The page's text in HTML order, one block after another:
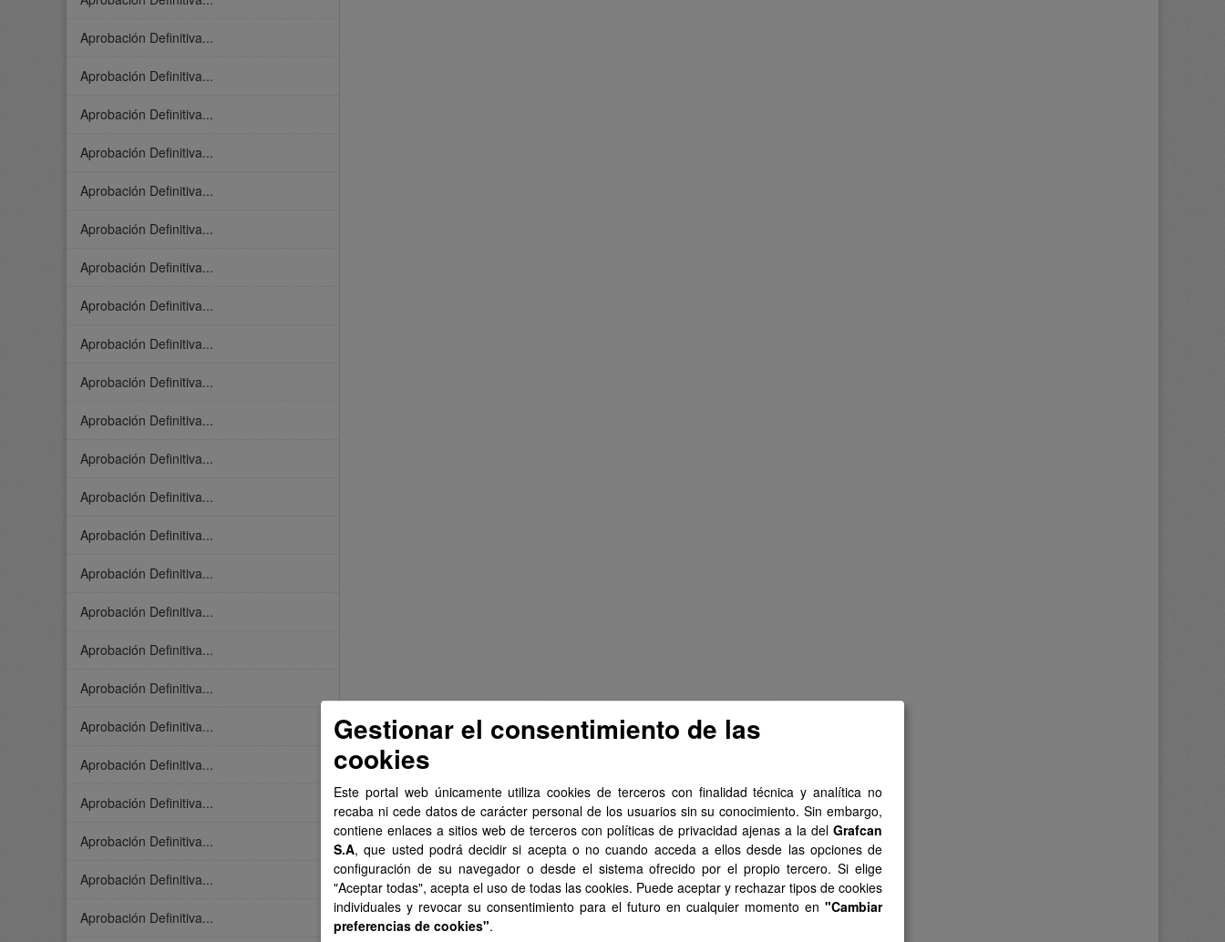
Aprobación Definitiva...
Aprobación Definitiva...
Aprobación Definitiva...
Aprobación Definitiva...
Aprobación Definitiva...
Aprobación Definitiva...
Aprobación Definitiva...
Aprobación Definitiva...
Aprobación Definitiva...
Aprobación Definitiva...
Aprobación Definitiva...
Aprobación Definitiva...
Aprobación Definitiva...
Aprobación Definitiva...
Aprobación Definitiva...
Aprobación Definitiva...
Aprobación Definitiva...
Aprobación Definitiva...
Aprobación Definitiva...
Aprobación Definitiva...
Aprobación Definitiva...
Aprobación Definitiva...
Aprobación Definitiva...
Aprobación Definitiva...
Gestionar el consentimiento de las
cookies
Este portal web únicamente utiliza cookies de terceros con finalidad técnica y analítica no
recaba ni cede datos de carácter personal de los usuarios sin su conocimiento. Sin embargo,
contiene enlaces a sitios web de terceros con políticas de privacidad ajenas a la del Grafcan
S.A, que usted podrá decidir si acepta o no cuando acceda a ellos desde las opciones de
configuración de su navegador o desde el sistema ofrecido por el propio tercero. Si elige
"Aceptar todas", acepta el uso de todas las cookies. Puede aceptar y rechazar tipos de cookies
individuales y revocar su consentimiento para el futuro en cualquier momento en "Cambiar
preferencias de cookies".